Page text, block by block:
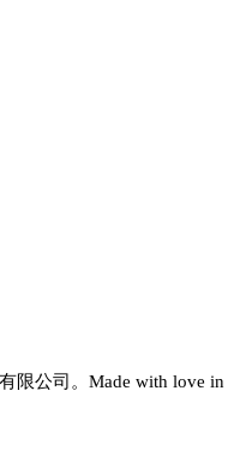
限公司。Made with love in